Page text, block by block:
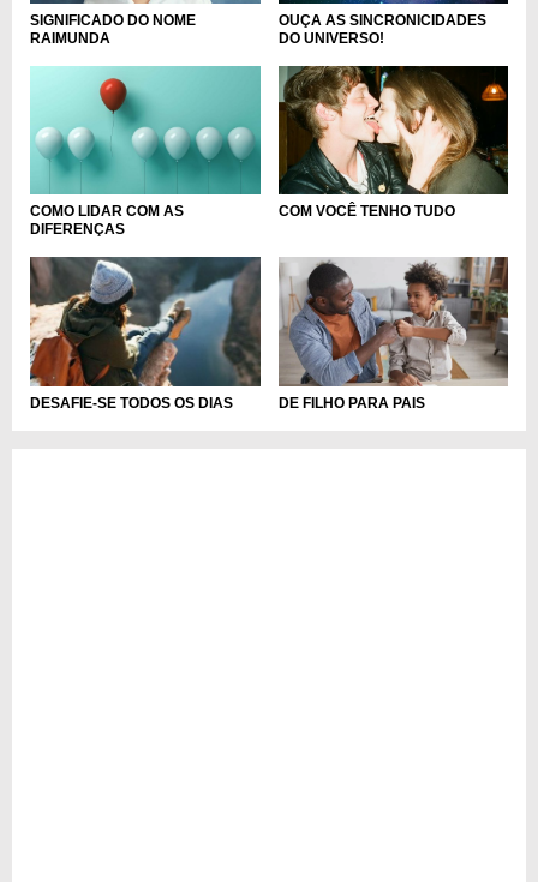
SIGNIFICADO DO NOME
RAIMUNDA
OUÇA AS SINCRONICIDADES
DO UNIVERSO!
COMO LIDAR COM AS
DIFERENÇAS
COM VOCÊ TENHO TUDO
DESAFIE-SE TODOS OS DIAS DE FILHO PARA PAIS